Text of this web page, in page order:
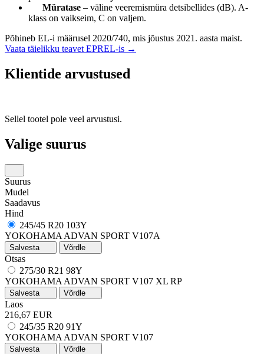
Müratase – väline veeremismüra detsibellides (dB). A-
klass on vaikseim, C on valjem.
Põhineb EL-i määrusel 2020/740, mis jõustus 2021. aasta maist.
Vaata täielikku teavet EPREL-is →
Klientide arvustused
Sellel tootel pole veel arvustusi.
Valige suurus
Suurus
Mudel
Saadavus
Hind
245/45 R20 103Y
YOKOHAMA ADVAN SPORT V107A
Salvesta Võrdle
Otsas
275/30 R21 98Y
YOKOHAMA ADVAN SPORT V107 XL RP
Salvesta Võrdle
Laos
216,67 EUR
245/35 R20 91Y
YOKOHAMA ADVAN SPORT V107
Salvesta Võrdle